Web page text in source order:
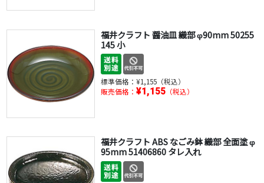
福井クラフト 醤油皿 織部 φ90mm 50255
145 小
標準価格： ¥1,155（税込）
販売価格： ¥1,155（税込）
福井クラフト ABS なごみ鉢 織部 全面塗 φ
95mm 51406860 タレ入れ